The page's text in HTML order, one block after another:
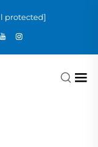
protected]